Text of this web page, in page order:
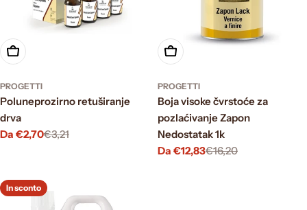
Scegli le opzioni
PROGETTI
Poluneprozirno retuširanje
drva
Prezzo
Da €2,70
Prezzo
€3,21
Scegli le opzioni
PROGETTI
Boja visoke čvrstoće za
pozlaćivanje Zapon
Nedostatak 1k
Prezzo
Da €12,83
Prezzo
€16,20
In sconto